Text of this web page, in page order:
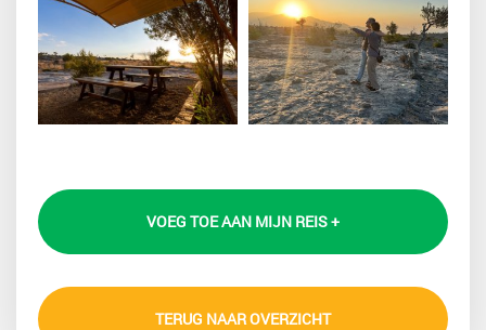
VOEG TOE AAN MIJN REIS +
TERUG NAAR OVERZICHT